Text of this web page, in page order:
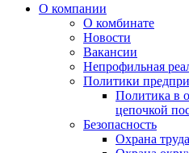
О компании
О комбинате
Новости
Вакансии
Непрофильная
Политики
Политика в
цепочкой
Безопасность
Охрана труда